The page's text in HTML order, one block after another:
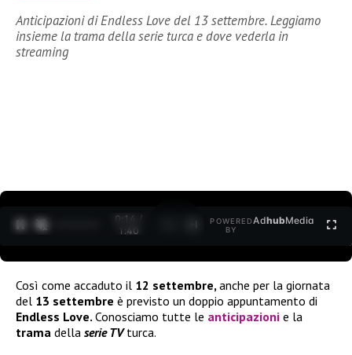
Anticipazioni di Endless Love del 13 settembre. Leggiamo
insieme la trama della serie turca e dove vederla in
streaming
0:15 /
1:40
POWERED
BY
AdhubMedia
Così come accaduto il 12 settembre, anche per la giornata
del 13 settembre è previsto un doppio appuntamento di
Endless Love. Conosciamo tutte le anticipazioni e la
trama della serie TVturca.